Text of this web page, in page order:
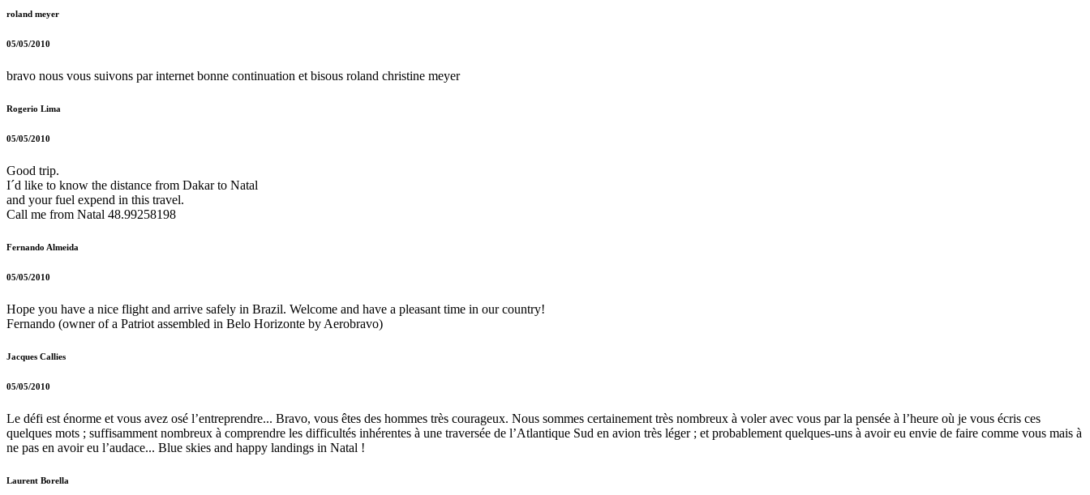
roland meyer
05/05/2010
bravo nous vous suivons par internet bonne continuation et bisous roland christine meyer
Rogerio Lima
05/05/2010
Good trip.
I´d like to know the distance from Dakar to Natal
and your fuel expend in this travel.
Call me from Natal 48.99258198
Fernando Almeida
05/05/2010
Hope you have a nice flight and arrive safely in Brazil. Welcome and have a pleasant time in our country!
Fernando (owner of a Patriot assembled in Belo Horizonte by Aerobravo)
Jacques Callies
05/05/2010
Le défi est énorme et vous avez osé l’entreprendre... Bravo, vous êtes des hommes très courageux. Nous sommes certainement très nombreux à voler avec vous par la pensée à l’heure où je vous écris ces
quelques mots ; suffisamment nombreux à comprendre les difficultés inhérentes à une traversée de l’Atlantique Sud en avion très léger ; et probablement quelques-uns à avoir eu envie de faire comme vous mais à
ne pas en avoir eu l’audace... Blue skies and happy landings in Natal !
Laurent Borella